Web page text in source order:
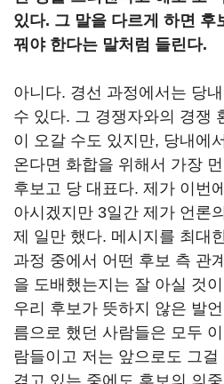
있다. 그 말을 다르게 하면 후
꿔야 한다는 말처럼 들린다.
아니다. 경선 과정에서는 당
수 있다. 그 경쟁자와의 경쟁
이 오갈 수도 있지만, 당내에
온다면 화합을 위해서 가장
후보고 당 대표다. 제가 이번
아시겠지만 3일간 제가 언론
제 일만 했다. 메시지를 최대
과정 중에서 어떤 후보 측 관
을 도배했는지는 잘 아실 것
우리 후보가 뜻하지 않은 발
름으로 했던 사람들은 모두
람들이고 저는 앞으로도 그
겪고 있는 중에도 후보의 의